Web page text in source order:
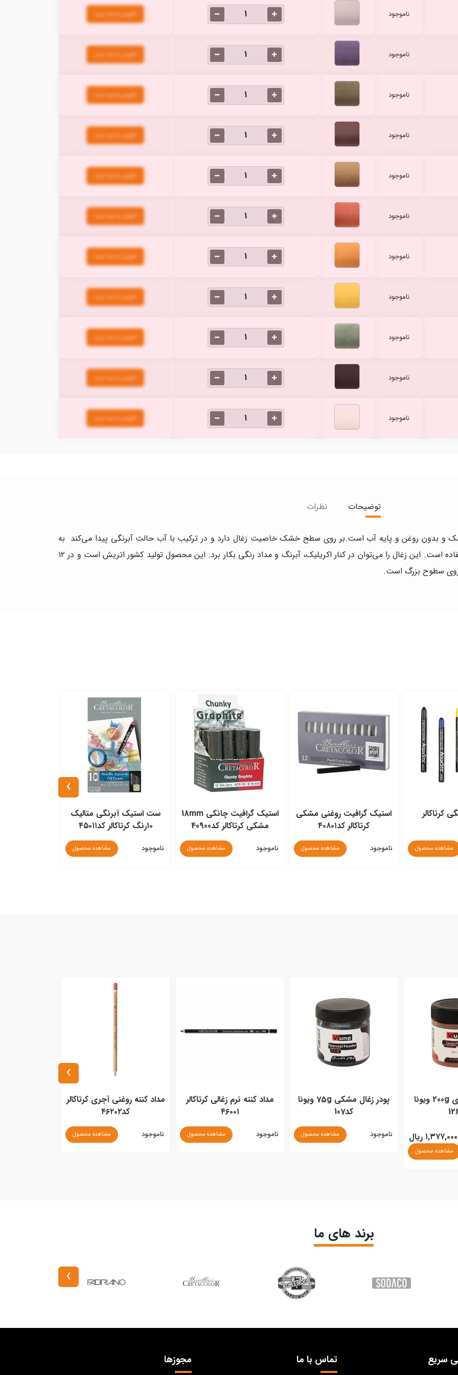
ناموجود افزودن به سبد خرید
ناموجود افزودن به سبد خرید
ناموجود افزودن به سبد خرید
ناموجود افزودن به سبد خرید
ناموجود افزودن به سبد خرید
ناموجود افزودن به سبد خرید
ناموجود افزودن به سبد خرید
ناموجود افزودن به سبد خرید
ناموجود افزودن به سبد خرید
ناموجود افزودن به سبد خرید
ناموجود افزودن به سبد خرید
توضیحات نظرات
قطر ۱۸ میلی متر ، زغالی خشک و بدون روغن و پایه آب است.بر روی سطح خشک خاصیت زغال دارد و در ترکیب با آب حالت آبرنگی پیدا می‌کند به
همین دلیل برای تکنیک میکس مدیا بسیار مورد استفاده است. این زغال را می‌توان در کنار اکریلیک، آبرنگ و مداد رنگی بکار برد. این محصول تولید کشور اتریش است و در ۱۲
روی سطوح بزرگ است.
کرتاکالر
مشاهده محصول
استیک گرافیت روغنی مشکی
کرتاکالر کد۴۰۸۰۱
ناموجود مشاهده محصول
استیک گرافیت چانکی 18mm
مشکی کرتاکالر کد40900
ناموجود مشاهده محصول
ست استیک آبرنگی متالیک
۱۰رنگ کرتاکالر کد۴۵۰۱۱
ناموجود مشاهده محصول
›
پودر کنته آجری 200g ویونا
۱,۳۷۷,۰۰۰ ریال
مشاهده محصول
پودر زغال مشکی 75g ویونا
کد107
ناموجود مشاهده محصول
مداد کنته نرم زغالی کرتاکالر
۴۶۰۰۱
ناموجود مشاهده محصول
مداد کنته روغنی آجری کرتاکالر
کد۴۶۲۰۲
ناموجود مشاهده محصول
›
برند های ما
›
سریع تماس با ما مجوزها